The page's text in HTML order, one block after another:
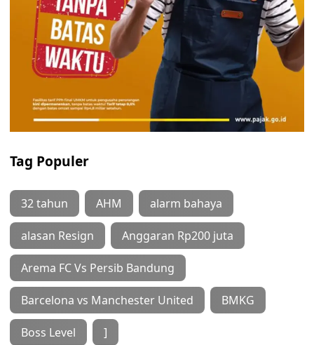
Tag Populer
32 tahun AHM alarm bahaya
alasan Resign Anggaran Rp200 juta
Arema FC Vs Persib Bandung
Barcelona vs Manchester United BMKG
Boss Level ]